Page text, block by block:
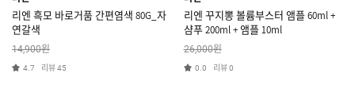
리엔 흑모 바로거품 간편염색 80G_자
연갈색
14,900원
4.7 리뷰45
리엔 꾸지뽕 볼륨부스터 앰플 60ml +
샴푸 200ml + 앰플 10ml
26,000원
0.0 리뷰0